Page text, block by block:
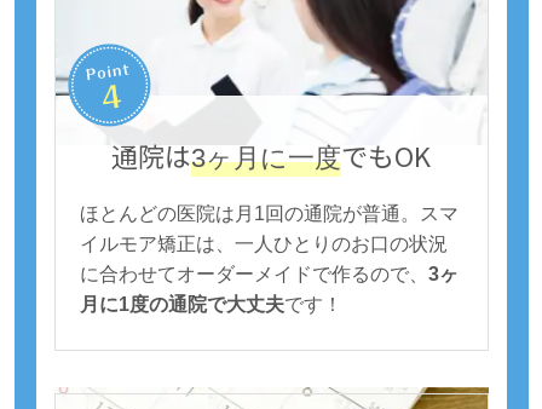
通院は3ヶ月に一度でもOK
ほとんどの医院は月1回の通院が普通。スマ
イルモア矯正は、一人ひとりのお口の状況
に合わせてオーダーメイドで作るので、 3ヶ
月に1度の通院で大丈夫です！